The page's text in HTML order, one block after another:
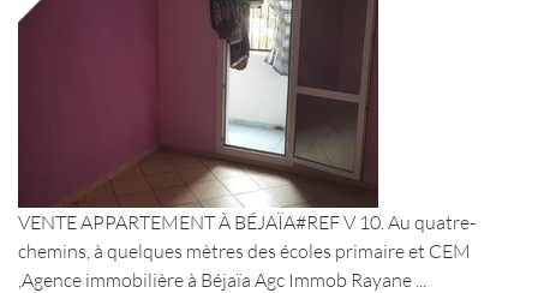
VENTE APPARTEMENT À BÉJAÏA#REF V 10. Au quatre-
chemins, à quelques mètres des écoles primaire et CEM
,Agence immobilière à Béjaïa Agc Immob Rayane ...